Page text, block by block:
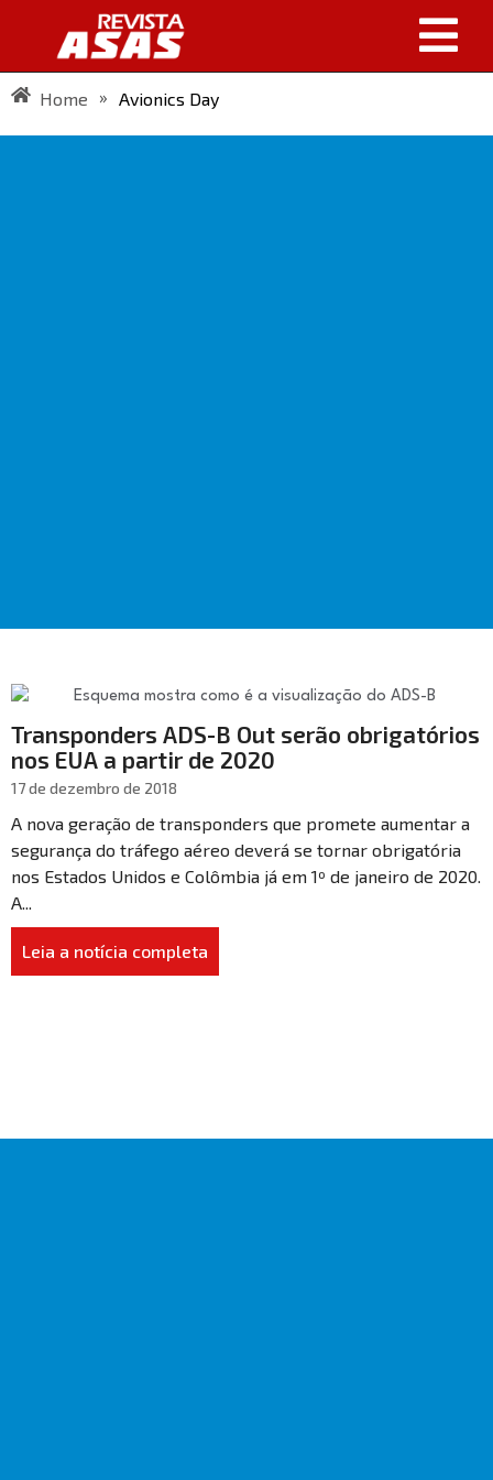
Home » Avionics Day
Transponders ADS-B Out serão obrigatórios
nos EUA a partir de 2020
17 de dezembro de 2018
A nova geração de transponders que promete aumentar a
segurança do tráfego aéreo deverá se tornar obrigatória
nos Estados Unidos e Colômbia já em 1º de janeiro de 2020.
A...
Leia a notícia completa